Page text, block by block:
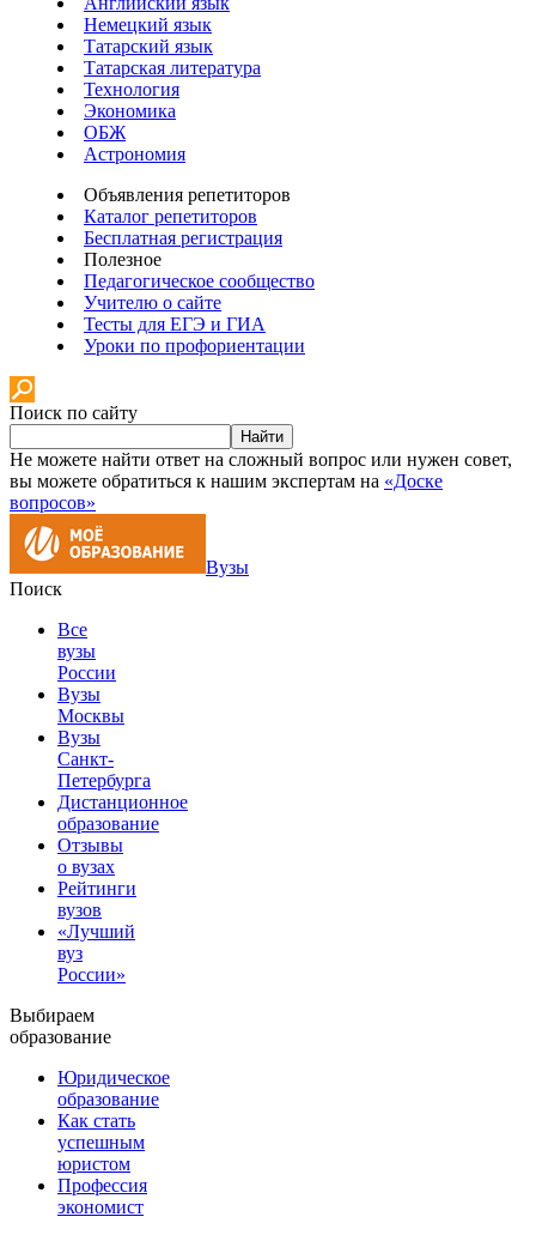
Немецкий язык
Татарский язык
Татарская литература
Технология
Экономика
ОБЖ
Астрономия
Объявления репетиторов
Каталог репетиторов
Бесплатная регистрация
Полезное
Педагогическое сообщество
Учителю о сайте
Тесты для ЕГЭ и ГИА
Уроки по профориентации
Поиск по сайту
Найти
Не можете найти ответ на сложный вопрос или нужен совет,
вы можете обратиться к нашим экспертам на «Доске
вопросов»
Вузы
Поиск
Все
вузы
России
Вузы
Москвы
Вузы
Санкт-
Петербурга
Дистанционное
образование
Отзывы
о вузах
Рейтинги
вузов
«Лучший
вуз
России»
Выбираем
образование
Юридическое
образование
Как стать
успешным
юристом
Профессия
экономист